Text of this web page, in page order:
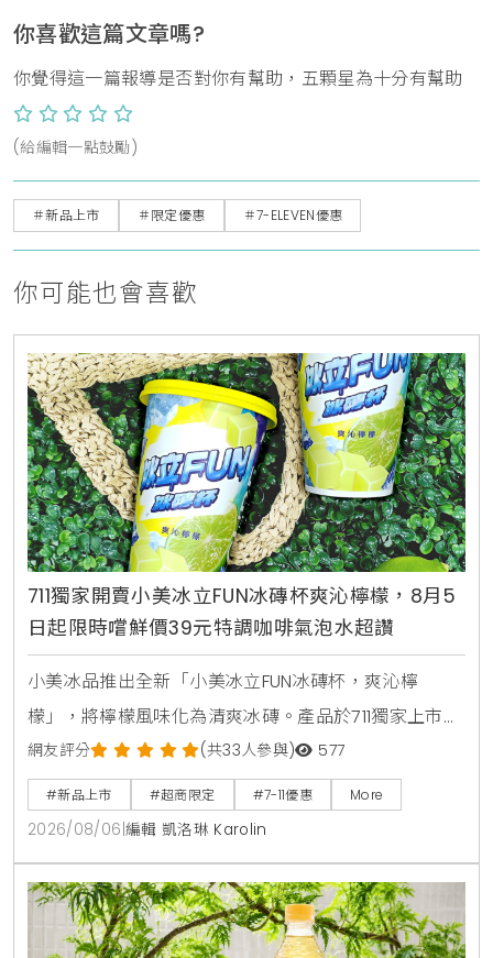
你喜歡這篇文章嗎?
你覺得這一篇報導是否對你有幫助，五顆星為十分有幫助
(給編輯一點鼓勵)
＃新品上市 ＃限定優惠 ＃7-ELEVEN優惠
你可能也會喜歡
711獨家開賣小美冰立FUN冰磚杯爽沁檸檬，8月5
日起限時嚐鮮價39元特調咖啡氣泡水超讚
小美冰品推出全新「小美冰立FUN冰磚杯，爽沁檸
檬」，將檸檬風味化為清爽冰磚。產品於711獨家上市，
2026年8月5日至9月1日享嚐鮮價39元。顆粒狀冰磚可
直接食用，也能加入氣泡水或咖啡混搭出夏日特調飲
品。
網友評分 (共33人參與) 577
#新品上市 #超商限定 #7-11優惠 More
2026/08/06 編輯 凱洛琳 Karolin